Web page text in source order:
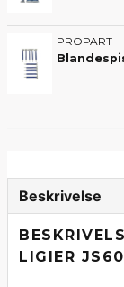
PROPART
Beskrivelse
LIGIER JS60